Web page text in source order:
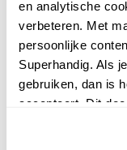
en analytische
verbeteren. Met
persoonlijke
Superhandig. Als
gebruiken, dan is
accepteert. Dit
website niet